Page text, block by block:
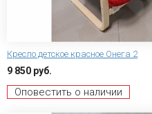
Кресло детское красное Онега 2
9 850 руб.
Оповестить о наличии